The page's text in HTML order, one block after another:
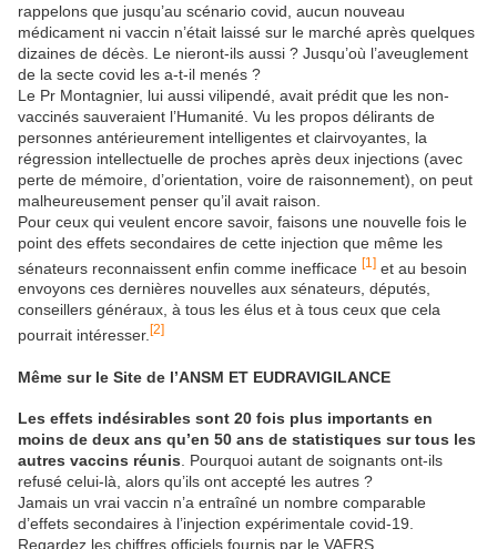
rappelons que jusqu’au scénario covid, aucun nouveau
médicament ni vaccin n’était laissé sur le marché après quelques
dizaines de décès. Le nieront-ils aussi ? Jusqu’où l’aveuglement
de la secte covid les a-t-il menés ?
Le Pr Montagnier, lui aussi vilipendé, avait prédit que les non-
vaccinés sauveraient l’Humanité. Vu les propos délirants de
personnes antérieurement intelligentes et clairvoyantes, la
régression intellectuelle de proches après deux injections (avec
perte de mémoire, d’orientation, voire de raisonnement), on peut
malheureusement penser qu’il avait raison.
Pour ceux qui veulent encore savoir, faisons une nouvelle fois le
point des effets secondaires de cette injection que même les
sénateurs reconnaissent enfin comme inefficace [1] et au besoin
envoyons ces dernières nouvelles aux sénateurs, députés,
conseillers généraux, à tous les élus et à tous ceux que cela
pourrait intéresser. [2]
Même sur le Site de l’ANSM ET EUDRAVIGILANCE
Les effets indésirables sont 20 fois plus importants en
moins de deux ans qu’en 50 ans de statistiques sur tous les
autres vaccins réunis. Pourquoi autant de soignants ont-ils
refusé celui-là, alors qu’ils ont accepté les autres ?
Jamais un vrai vaccin n’a entraîné un nombre comparable
d’effets secondaires à l’injection expérimentale covid-19.
Regardez les chiffres officiels fournis par le VAERS.